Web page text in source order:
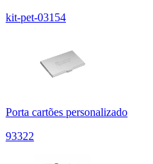
kit-pet-03154
Porta cartões personalizado
93322